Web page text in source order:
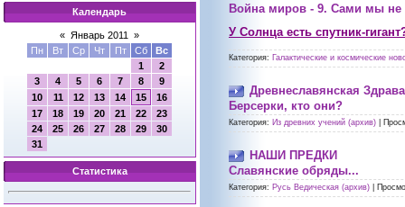
Календарь
« Январь 2011
»
Пн
Вт Ср Чт Пт Сб
Вс
1
2
3
4 5 6 7 8
9
10
11 12 13 14 15
16
17
18 19 20 21 22
23
24
25 26 27 28 29
30
31
Статистика
Война миров - 9. Сами мы не
У Солнца есть спутник-
Категория: Галактические и космические
Древнеславянская Здрава
Берсерки, кто они?
Категория: Из древних учений (архив)
НАШИ ПРЕДКИ
Славянские обряды...
Категория: Русь Ведическая (архив)